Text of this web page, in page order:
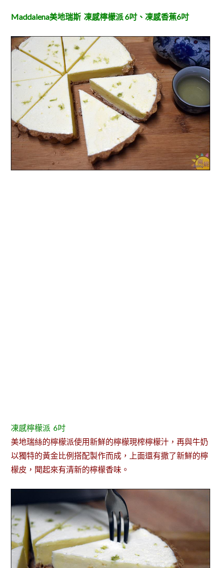
Maddalena美地瑞斯 凍感檸檬派 6吋、凍感香蕉6吋
凍感檸檬派 6吋
美地瑞絲的檸檬派使用新鮮的檸檬現榨檸檬汁，再與牛奶
以獨特的黃金比例搭配製作而成，上面還有撒了新鮮的檸
檬皮，聞起來有清新的檸檬香味。